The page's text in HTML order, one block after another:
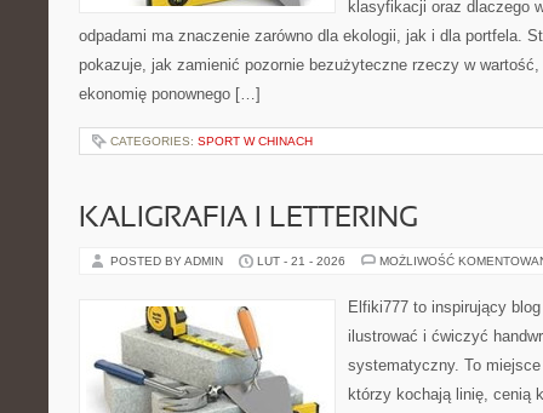
klasyfikacji oraz dlaczego
odpadami ma znaczenie zarówno dla ekologii, jak i dla portfela.
pokazuje, jak zamienić pozornie bezużyteczne rzeczy w
ekonomię ponownego […]
CATEGORIES: SPORT W CHINACH
KALIGRAFIA I LETTERING
POSTED BY ADMIN LUT - 21 - 2026 MOŻLIWOŚĆ
Elfiki777 to inspirujący
ilustrować i ćwiczyć
systematyczny. To
którzy kochają linię, cenią